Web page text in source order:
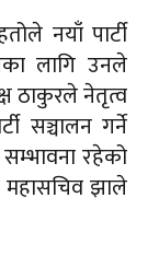
नयाँ पार्टी
लागि उनले
ठाकुरले नेतृत्व
सञ्चालन गर्ने
रहेको
महासचिव झाले